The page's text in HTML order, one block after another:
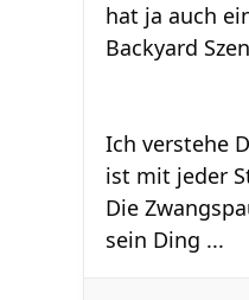
hat ja auch
Backyard
Ich verstehe
ist mit jeder
Die
sein Ding ...